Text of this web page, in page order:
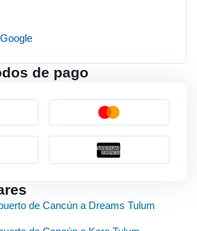
Google
de pago
de Cancún a Dreams Tulum